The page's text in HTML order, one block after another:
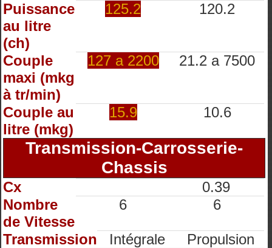
Puissance
au litre
(ch)
125.2 120.2
Couple
maxi (mkg
à tr/min)
127 a 2200 21.2 a 7500
Couple au
litre (mkg)
15.9 10.6
Transmission-Carrosserie-
Chassis
Cx
0.39
Nombre
de Vitesse
6 6
Transmission Intégrale
Propulsion